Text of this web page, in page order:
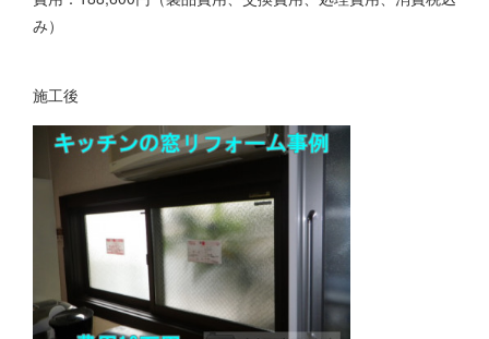
み）
施工後